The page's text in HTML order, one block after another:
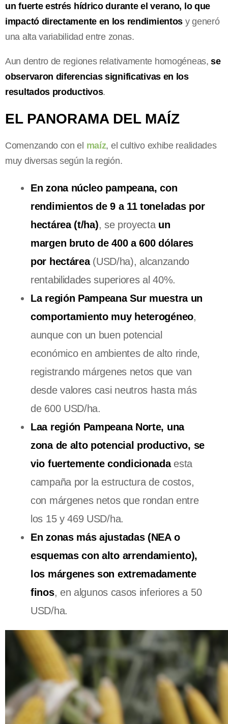
un fuerte estrés hídrico durante el verano, lo que
impactó directamente en los rendimientos y generó
una alta variabilidad entre zonas.
Aun dentro de regiones relativamente homogéneas,se
observaron diferencias significativas en los
resultados productivos.
EL PANORAMA DEL MAÍZ
Comenzando con el maíz, el cultivo exhibe realidades
muy diversas según la región.
En zona núcleo pampeana, con
rendimientos de 9 a 11 toneladas por
hectárea (t/ha), se proyecta un
margen bruto de 400 a 600 dólares
por hectárea(USD/ha), alcanzando
rentabilidades superiores al 40%.
La región Pampeana Sur muestra un
comportamiento muy heterogéneo,
aunque con un buen potencial
económico en ambientes de alto rinde,
registrando márgenes netos que van
desde valores casi neutros hasta más
de 600 USD/ha.
Laa región Pampeana Norte, una
zona de alto potencial productivo, se
vio fuertemente condicionadaesta
campaña por la estructura de costos,
con márgenes netos que rondan entre
los 15 y 469 USD/ha.
En zonas más ajustadas (NEA o
esquemas con alto arrendamiento),
los márgenes son extremadamente
finos, en algunos casos inferiores a 50
USD/ha.